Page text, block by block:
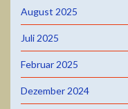
August 2025
Juli 2025
Februar 2025
Dezember 2024